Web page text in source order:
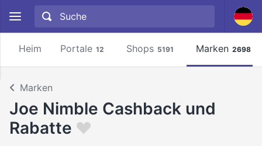
Heim Portale 12 Shops 5191 Marken 2698
Marken
Joe Nimble Cashback und
Rabatte